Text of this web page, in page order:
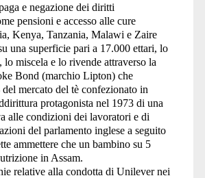
e negazione dei diritti
pensioni e accesso alle cure
Kenya, Tanzania, Malawi e Zaire
una superficie pari a 17.000 ettari, lo
lo miscela e lo rivende attraverso la
Bond (marchio Lipton) che
mercato del tè confezionato in
protagonista nel 1973 di una
alle condizioni dei lavoratori e di
del parlamento inglese a seguito
ammettere che un bambino su 5
in Assam.
relative alla condotta di Unilever nei